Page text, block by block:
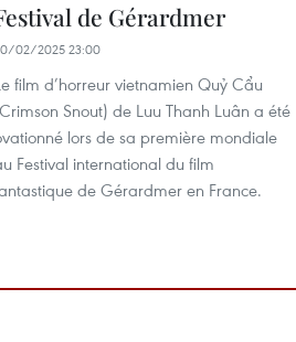
de Gérardmer
02/2025 23:00
film d’horreur vietnamien Quỷ Cẩu
Snout) de Luu Thanh Luân a été
lors de sa première mondiale
Festival international du film
de Gérardmer en France.